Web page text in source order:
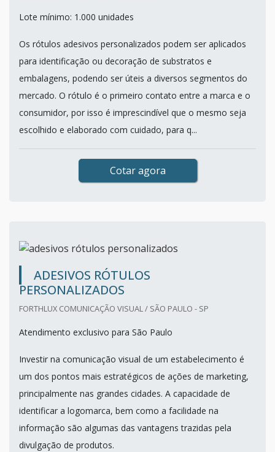
Lote mínimo: 1.000 unidades
Os rótulos adesivos personalizados podem ser aplicados
para identificação ou decoração de substratos e
embalagens, podendo ser úteis a diversos segmentos do
mercado. O rótulo é o primeiro contato entre a marca e o
consumidor, por isso é imprescindível que o mesmo seja
escolhido e elaborado com cuidado, para q...
Cotar agora
ADESIVOS RÓTULOS
PERSONALIZADOS
FORTHLUX COMUNICAÇÃO VISUAL / SÃO PAULO - SP
Atendimento exclusivo para São Paulo
Investir na comunicação visual de um estabelecimento é
um dos pontos mais estratégicos de ações de marketing,
principalmente nas grandes cidades. A capacidade de
identificar a logomarca, bem como a facilidade na
informação são algumas das vantagens trazidas pela
divulgação de produtos.